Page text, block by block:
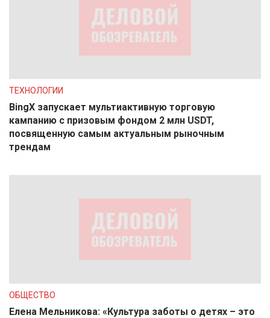
ТЕХНОЛОГИИ
BingX запускает мультиактивную торговую
кампанию с призовым фондом 2 млн USDT,
посвященную самым актуальным рыночным
трендам
ОБЩЕСТВО
Елена Мельникова: «Культура заботы о детях – это